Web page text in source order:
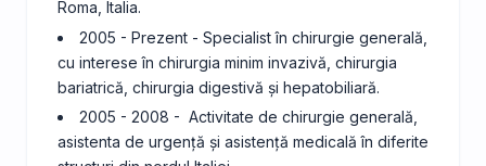
Roma, Italia.
2005 - Prezent - Specialist în chirurgie generală,
cu interese în chirurgia minim invazivă, chirurgia
bariatrică, chirurgia digestivă și hepatobiliară.
2005 - 2008 - Activitate de chirurgie generală,
asistenta de urgență și asistență medicală în diferite